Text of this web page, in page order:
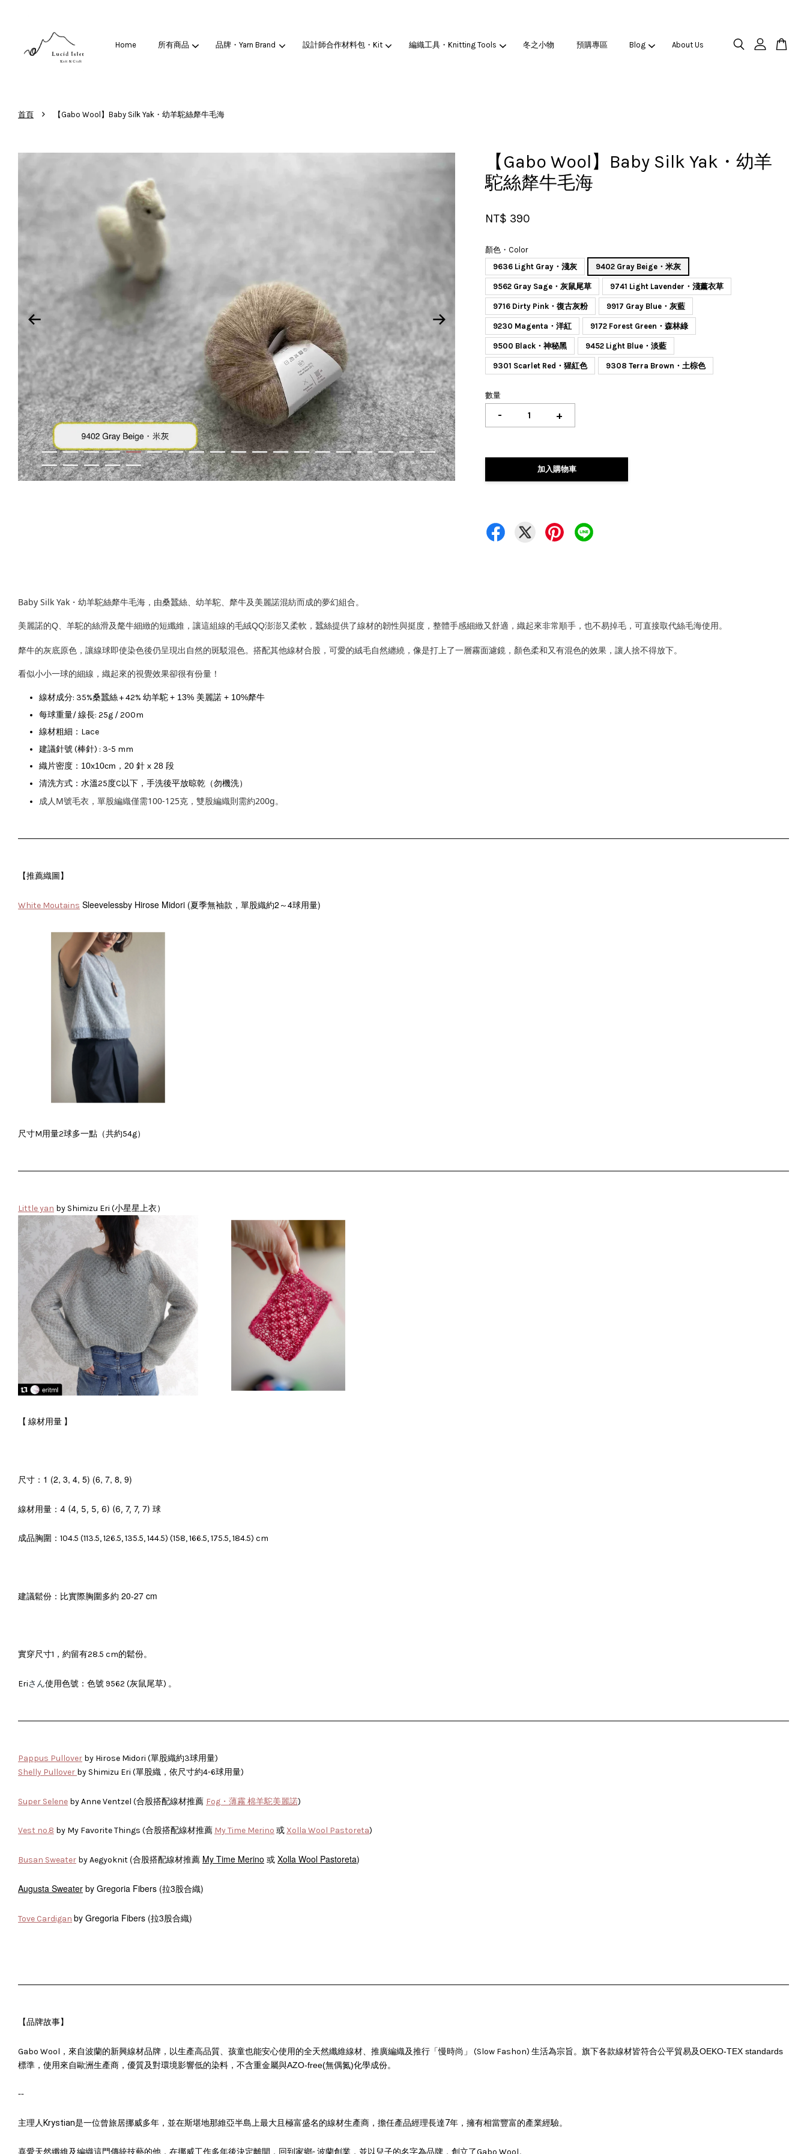
Home 所有商品 品牌・Yarn Brand 設計師合作材料包・Kit 編織工具・Knitting Tools 冬之小物 預購專區 Blog About Us
首頁 › 【Gabo Wool】Baby Silk Yak・幼羊駝絲犛牛毛海
【Gabo Wool】Baby Silk Yak・幼羊
駝絲犛牛毛海
NT$ 390
顏色・Color
9636 Light Gray・淺灰
9402 Gray Beige・米灰
9562 Gray Sage・灰鼠尾草 9741 Light Lavender・淺薰衣草
9716 Dirty Pink・復古灰粉 9917 Gray Blue・灰藍
9230 Magenta・洋紅 9172 Forest Green・森林綠
9500 Black・神秘黑 9452 Light Blue・淡藍
9301 Scarlet Red・猩紅色 9308 Terra Brown・土棕色
數量
- +
加入購物車
Baby Silk Yak・幼羊駝絲犛牛毛海，由桑蠶絲、幼羊駝、犛牛及美麗諾混紡而成的夢幻組合。
美麗諾的Q、羊駝的絲滑及氂牛細緻的短纖維，讓這組線的毛絨QQ澎澎又柔軟， 蠶絲提供了線材的韌性與挺度，整體手感細緻又舒適， 織起來非常順手，也不易掉毛， 可直接取代絲毛海使用。
犛牛的灰底原色，讓線球即使染色後仍呈現出自然的斑駁混色。 搭配其他線材合股，可愛的絨毛自然纏繞，像是打上了一層霧面濾鏡，顏色柔和又有混色的效果，讓人捨不得放下。
看似小小一球的細線，織起來的視覺效果卻很有份量！
線材成分: 35%桑蠶絲 + 42% 幼羊駝+ 13% 美麗諾 + 10%犛牛
每球重量/ 線長: 25g / 200m
線材粗細：Lace
建議針號 (棒針) : 3-5 mm
織片密度：10x10cm，20 針 x 28 段
清洗方式：水溫25度C以下，手洗後平放晾乾（勿機洗）
成人M號毛衣，單股編織僅需100-125克，雙股編織則需約200g。
【推薦織圖】
White Moutains Sleevelessby Hirose Midori (夏季無袖款，單股織約2～4球用量)
尺寸M用量2球多一點（共約54g）
Little yan by Shimizu Eri (小星星上衣）
【 線材用量 】
尺寸： 1 (2, 3, 4, 5) (6, 7, 8, 9)
線材用量： 4 (4, 5, 5, 6) (6, 7, 7, 7) 球
成品胸圍： 104.5 (113.5, 126.5, 135.5, 144.5) (158, 166.5, 175.5, 184.5) cm
建議鬆份： 比實際胸圍多約 20-27 cm
實穿尺寸1，約留有28.5 cm的鬆份。
Eriさん使用色號：色號 9562 (灰鼠尾草) 。
Pappus Pullover by Hirose Midori (單股織約3球用量)
Shelly Pullover by Shimizu Eri (單股織，依尺寸約4-6球用量)
Super Selene by Anne Ventzel (合股搭配線材推薦 Fog・薄霧 棉羊駝美麗諾)
Vest no.8 by My Favorite Things (合股搭配線材推薦 My Time Merino 或 Xolla Wool Pastoreta)
Busan Sweater by Aegyoknit (合股搭配線材推薦 My Time Merino 或 Xolla Wool Pastoreta)
Augusta Sweater by Gregoria Fibers (拉3股合織)
Tove Cardigan by Gregoria Fibers (拉3股合織)
【品牌故事】
Gabo Wool，來自波蘭的新興線材品牌，以生產高品質 、孩童也能安心使用的全天然纖維線材、推廣編織及推行「慢時尚」 (Slow Fashon) 生活為宗旨。旗下各款線材皆符合公平貿易及OEKO-TEX standards
標準，使用來自歐洲生產商，優質及對環境影響低的染料，不含重金屬與AZO-free(無偶氮)化學成份。
--
主理人Krystian是一位曾旅居挪威多年，並在斯堪地那維亞半島上最大且極富盛名的線材生產商，擔任產品經理長達7年，擁有相當豐富的產業經驗。
喜愛天然纖維及編織這門傳統技藝的他，在挪威工作多年後決定離開，回到家鄉- 波蘭創業，並以兒子的名字為品牌，創立了Gabo Wool。